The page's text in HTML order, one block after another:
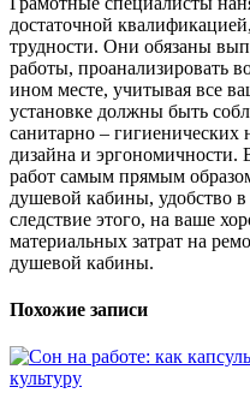
достаточной
трудности. Они обязаны
работы, проанализировать
ином месте, учитывая все
установке должны быть
санитарно – гигиенических
дизайна и эргономичности.
работ самым прямым
душевой кабины, удобство
следствие этого, на ваше
материальных затрат на
душевой кабины.
Похожие записи